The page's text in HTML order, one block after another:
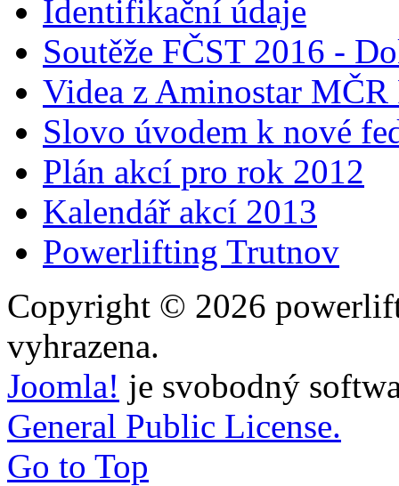
Identifikační údaje
Soutěže FČST 2016 -
Videa z Aminostar MČR
Slovo úvodem k nové
Plán akcí pro rok 2012
Kalendář akcí 2013
Powerlifting Trutnov
Copyright © 2026
vyhrazena.
Joomla! je svobodný
General Public License.
Go to Top